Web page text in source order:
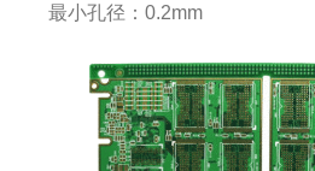
最小孔径：0.2mm